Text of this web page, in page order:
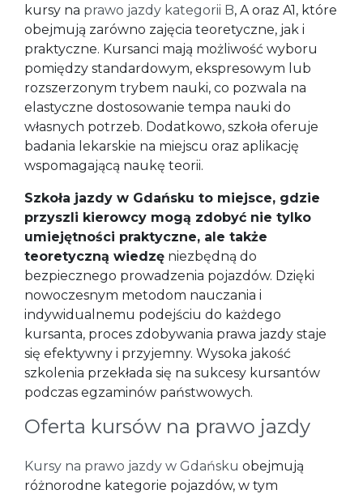
kursy na prawo jazdy kategorii B, A oraz A1, które
obejmują zarówno zajęcia teoretyczne, jak i
praktyczne. Kursanci mają możliwość wyboru
pomiędzy standardowym, ekspresowym lub
rozszerzonym trybem nauki, co pozwala na
elastyczne dostosowanie tempa nauki do
własnych potrzeb. Dodatkowo, szkoła oferuje
badania lekarskie na miejscu oraz aplikację
wspomagającą naukę teorii.
Szkoła jazdy w Gdańsku to miejsce, gdzie
przyszli kierowcy mogą zdobyć nie tylko
umiejętności praktyczne, ale także
teoretyczną wiedzę niezbędną do
bezpiecznego prowadzenia pojazdów. Dzięki
nowoczesnym metodom nauczania i
indywidualnemu podejściu do każdego
kursanta, proces zdobywania prawa jazdy staje
się efektywny i przyjemny. Wysoka jakość
szkolenia przekłada się na sukcesy kursantów
podczas egzaminów państwowych.
Oferta kursów na prawo jazdy
Kursy na prawo jazdy w Gdańsku obejmują
różnorodne kategorie pojazdów, w tym